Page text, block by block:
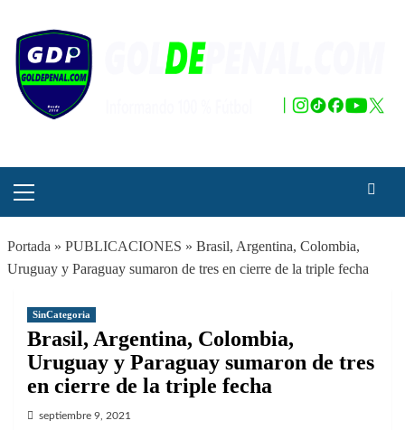
contenido
principal
Portada » PUBLICACIONES » Brasil, Argentina, Colombia,
Uruguay y Paraguay sumaron de tres en cierre de la triple fecha
SinCategoria
Brasil, Argentina, Colombia,
Uruguay y Paraguay sumaron de tres
en cierre de la triple fecha
septiembre 9, 2021